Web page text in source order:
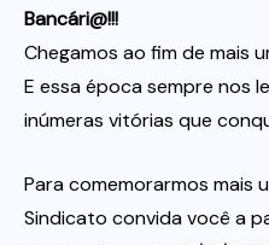
Bradesco
Banco do Brasil
BMB
Folha d@s Bancári@s
Galerias de Fotos
Videos
Contato
Webmail
Bancári@!!!
Chegamos ao fim de mais
E essa época sempre nos
inúmeras vitórias que
Para comemorarmos mais
Sindicato convida você a